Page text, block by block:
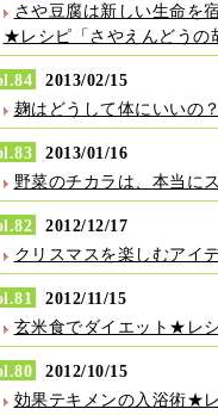
さや豆腐は新しい生命を
★レシピ「さやえんどうの
2013/02/15
麹はどうして体にいいの
2013/01/16
野菜のチカラは、本当に
2012/12/17
クリスマスを楽しむアイ
2012/11/15
玄米食でダイエット★レ
2012/10/15
効果テキメンの入浴術★